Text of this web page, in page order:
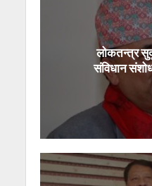
लोकतन्त्र
संविधान